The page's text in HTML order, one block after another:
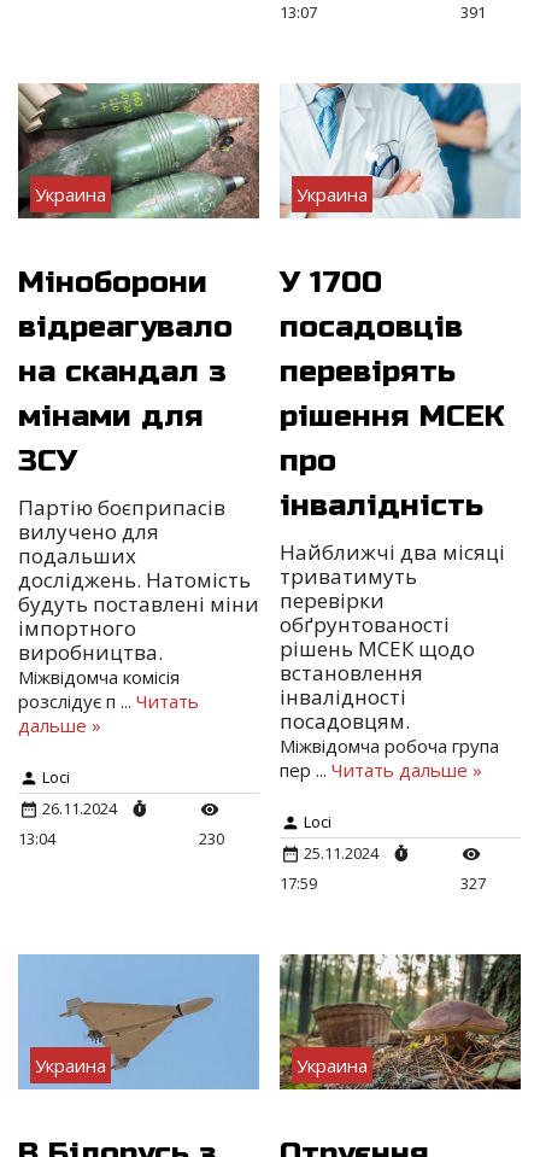
13:07
391
Украина
Міноборони
відреагувало
на скандал з
мінами для
ЗСУ
Партію боєприпасів
вилучено для
подальших
досліджень. Натомість
будуть поставлені міни
імпортного
виробництва.
Міжвідомча комісія
розслідує п ... Читать
дальше »
Loci
26.11.2024
13:04
230
Украина
У 1700
посадовців
перевірять
рішення МСЕК
про
інвалідність
Найближчі два місяці
триватимуть
перевірки
обґрунтованості
рішень МСЕК щодо
встановлення
інвалідності
посадовцям.
Міжвідомча робоча група
пер...Читать дальше »
Loci
25.11.2024
17:59
327
Украина Украина